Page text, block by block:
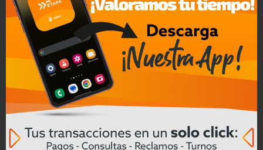
Prefectura del Azuay prepara la vía
antigua Cuenca – Girón – Pasaje
para colocar nueva carpeta asfáltica